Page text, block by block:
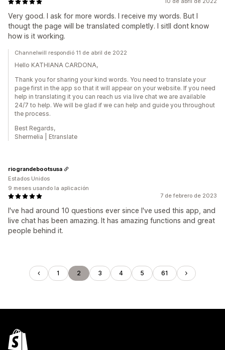
Very good. I ask for more words. I receive my words. But I
thougt the page will be translated completly. I sitll dont know
how is it working.
Channelwill respondió 11 de abril de 2022
Hello KATHIANA CARDONA,
Thank you for sharing your kind words. You need to translate your
page first in the app so that it will appear on your website. If you need
help in translating it you can reach us via live chat we are available
24/7 to help. We will be glad if we can help and guide you throughout
the process.
Best Regards,
Shermelia | Etranslate
7 de febrero de 2023
I've had around 10 questions ever since I've used this app, and
live chat has been amazing. It has amazing functions and great
people behind it.
riograndebootsusa
Estados Unidos
9 meses usando la aplicación
1 2 3 4 5 61